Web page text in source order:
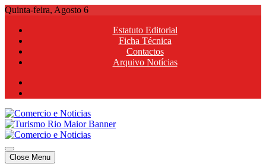
Skip
content
Quinta-feira, Agosto 6
Estatuto Editorial
Ficha Técnica
Contactos
Arquivo Notícias
Comercio e Noticias
Notícias e Publicidade Online
Comercio e Noticias
Notícias e Publicidade Online
Close Menu